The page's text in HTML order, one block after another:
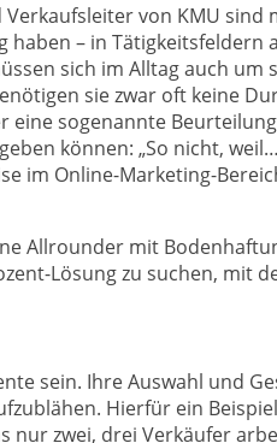
von KMU
– in
sich im Alltag auch
sie zwar oft keine
eine sogenannte
können: „So nicht,
im Online-Marketing-
Allrounder mit
Lösung zu suchen, mit
sein. Ihre Auswahl und
Hierfür ein
nur zwei, drei Verkäufer